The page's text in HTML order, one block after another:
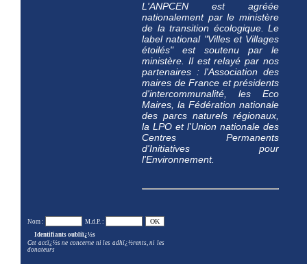
L'ANPCEN est agréée
nationalement par le ministère
de la transition écologique. Le
label national "Villes et Villages
étoilés" est soutenu par le
ministère. Il est relayé par nos
partenaires : l'Association des
maires de France et présidents
d'intercommunalité, les Eco
Maires, la Fédération nationale
des parcs naturels régionaux,
la LPO et l'Union nationale des
Centres Permanents
d'Initiatives pour
l'Environnement.
Nom :
M.d.P. :
Identifiants oubliï¿½s
Cet accï¿½s ne concerne ni les adhï¿½rents, ni les
donateurs